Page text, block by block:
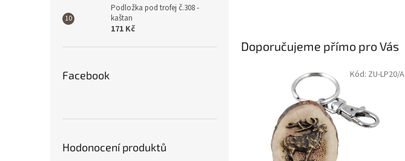
Podložka pod trofej č.308 -
kaštan
171 Kč
Facebook
Hodonocení produktů
Doporučujeme přímo pro Vás
Kód: ZU-LP20/A